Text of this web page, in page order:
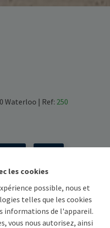
les cookies
possible, nous et
telles que les cookies
informations de l'appareil.
vous nous autorisez, ainsi
Waterloo | Ref: 250